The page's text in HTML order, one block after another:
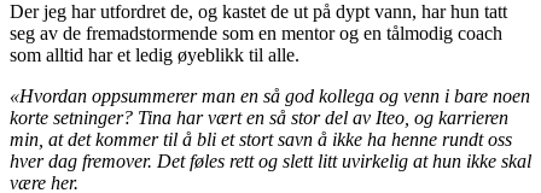
Der jeg har utfordret de, og kastet de ut på dypt vann, har hun tatt
seg av de fremadstormende som en mentor og en tålmodig coach
som alltid har et ledig øyeblikk til alle.
«Hvordan oppsummerer man en så god kollega og venn i bare noen
korte setninger? Tina har vært en så stor del av Iteo, og karrieren
min, at det kommer til å bli et stort savn å ikke ha henne rundt oss
hver dag fremover. Det føles rett og slett litt uvirkelig at hun ikke skal
være her.